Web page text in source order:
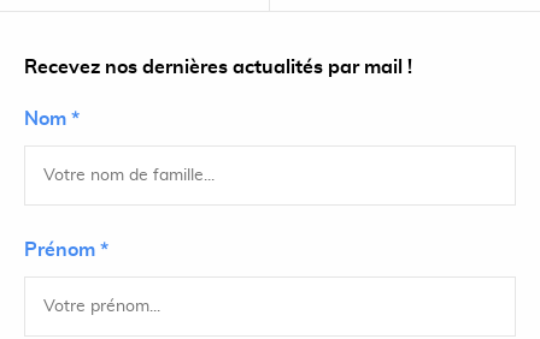
Recevez nos dernières actualités par mail !
Nom *
Prénom *